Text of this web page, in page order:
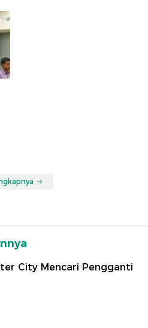
City Mencari Pengganti